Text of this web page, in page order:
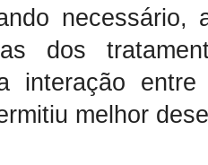
dos
interação
melhor